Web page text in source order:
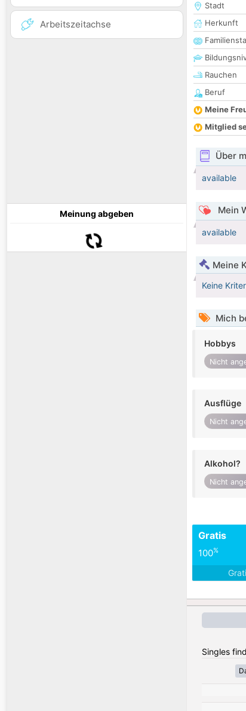
Arbeitszeitachse
Meinung abgeben
Stadt
Herkunft
Rauchen
Beruf
Meine
Mitglied
Über
available
Mein
available
Meine
Keine
Mich
Hobbys
Nicht
Ausflüge
Nicht
Alkohol?
Nicht
Gratis
100%
Singles